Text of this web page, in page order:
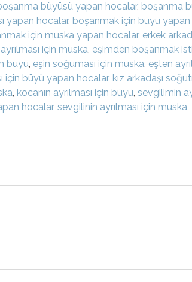
büyüsü yapan hocalar, boşanma
yapan hocalar, boşanmak için büyü yapan
için muska yapan hocalar, erkek
için muska, eşimden boşanmak
büyü, eşin soğuması için muska, eşten
için büyü yapan hocalar, kız arkadaşı
, kocanın ayrılması için büyü, sevgilimin
hocalar, sevgilinin ayrılması için muska